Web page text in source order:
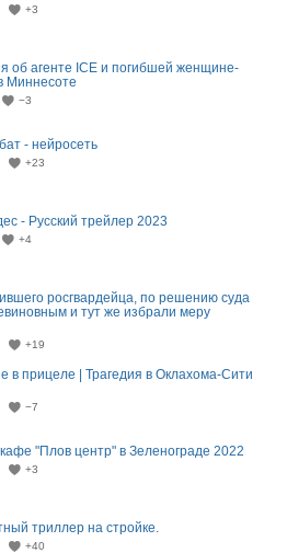
+3
об агенте ICE и погибшей женщине-
Миннесоте
−3
- нейросеть
+23
- Русский трейлер 2023
+4
росгвардейца, по решению суда
и тут же избрали меру
+19
в прицеле | Трагедия в Оклахома-Сити
−7
"Плов центр" в Зеленограде 2022
+3
триллер на стройке.
+40